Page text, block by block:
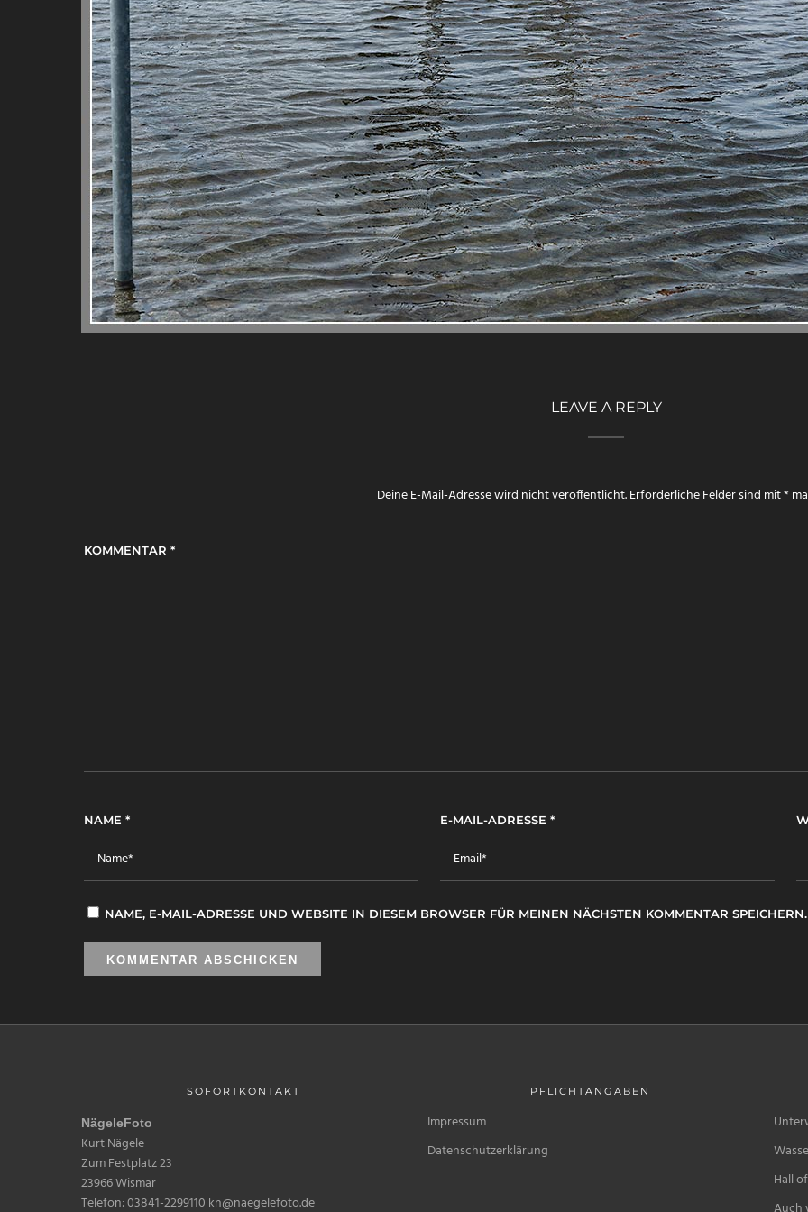
LEAVE A REPLY
Deine E-Mail-Adresse wird nicht veröffentlicht.Erforderliche Felder sind mit*
KOMMENTAR *
NAME * E-MAIL-ADRESSE *
NAME, E-MAIL-ADRESSE UND WEBSITE IN DIESEM BROWSER FÜR MEINEN NÄCHSTEN KOMMENTAR SPEICHERN.
SOFORTKONTAKT
NägeleFoto
Kurt Nägele
Zum Festplatz 23
23966 Wismar
Telefon: 03841-2299110 kn@naegelefoto.de
PFLICHTANGABEN
Impressum
Datenschutzerklärung
Hall